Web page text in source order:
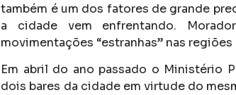
também é um dos fatores de grande
a cidade vem enfrentando.
movimentações “estranhas” nas
Em abril do ano passado o Ministério
dois bares da cidade em virtude do